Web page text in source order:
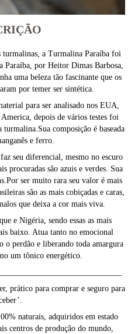
turmalinas, a Turmalina Paraíba foi
Paraíba, por Heitor Dimas Barbosa,
uma beleza tão fascinante que os
por temer ser sintética.
para ser analisado nos EUA,
depois de vários testes foi
composição é baseada
e ferro.
seu diferencial, mesmo no escuro
procuradas são azuis e verdes. Sua
ser muito rara seu valor é mais
são as mais cobiçadas e caras,
que deixa a cor mais viva.
e Nigéria, sendo essas as mais
baixo. Atua tanto no emocional
o perdão e liberando toda amargura
um tônico energético.
prático para comprar e seguro para
naturais, adquiridos em estado
centros de produção do mundo,